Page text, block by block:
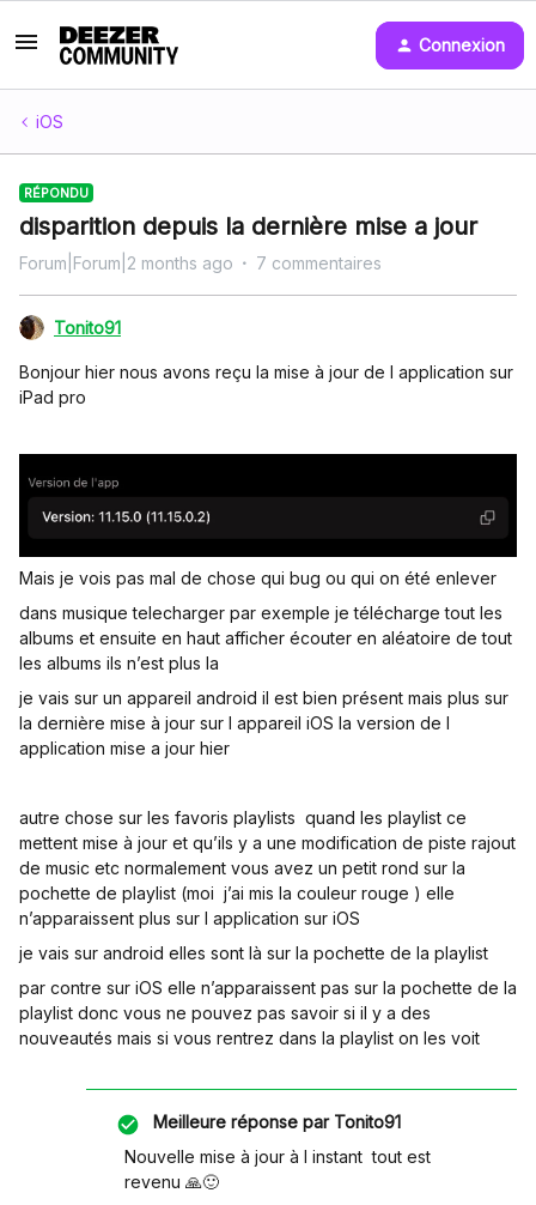
Connexion
iOS
RÉPONDU
disparition depuis la dernière mise a jour
Forum|Forum|2 months ago 7 commentaires
Tonito91
Bonjour hier nous avons reçu la mise à jour de l application sur
iPad pro
Mais je vois pas mal de chose qui bug ou qui on été enlever
dans musique telecharger par exemple je télécharge tout les
albums et ensuite en haut afficher écouter en aléatoire de tout
les albums ils n’est plus la
je vais sur un appareil android il est bien présent mais plus sur
la dernière mise à jour sur l appareil iOS la version de l
application mise a jour hier
autre chose sur les favoris playlists quand les playlist ce
mettent mise à jour et qu’ils y a une modification de piste rajout
de music etc normalement vous avez un petit rond sur la
pochette de playlist (moi j’ai mis la couleur rouge ) elle
n’apparaissent plus sur l application sur iOS
je vais sur android elles sont là sur la pochette de la playlist
par contre sur iOS elle n’apparaissent pas sur la pochette de la
playlist donc vous ne pouvez pas savoir si il y a des
nouveautés mais si vous rentrez dans la playlist on les voit
Meilleure réponse parTonito91
Nouvelle mise à jour à l instant tout est
revenu 🙏🙂